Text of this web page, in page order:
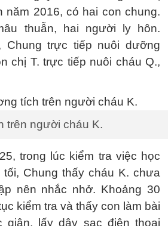
năm 2016, có hai con chung.
thuẫn, hai người ly hôn.
Chung trực tiếp nuôi dưỡng
chị T. trực tiếp nuôi cháu Q.,
trên người cháu K.
trong lúc kiểm tra việc học
Chung thấy cháu K. chưa
nên nhắc nhở. Khoảng 30
kiểm tra và thấy con làm bài
giận, lấy dây sạc điện thoại